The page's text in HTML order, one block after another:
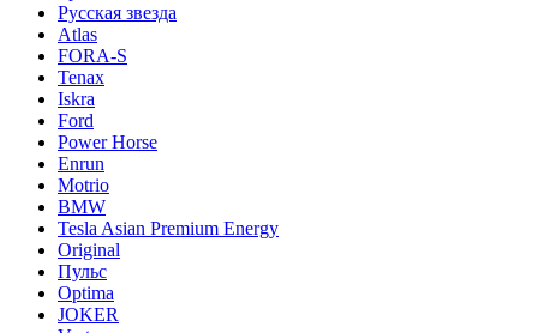
Русская звезда
Atlas
FORA-S
Tenax
Iskra
Ford
Power Horse
Enrun
Motrio
BMW
Tesla Asian Premium Energy
Original
Пульс
Optima
JOKER